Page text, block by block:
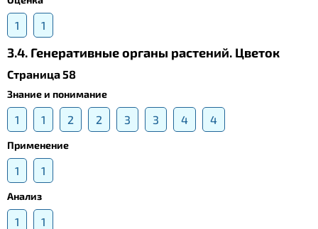
1 1
3.4. Генеративные органы растений. Цветок
Страница 58
Знание и понимание
1 1 2 2 3 3 4 4
Применение
1 1
Анализ
1 1